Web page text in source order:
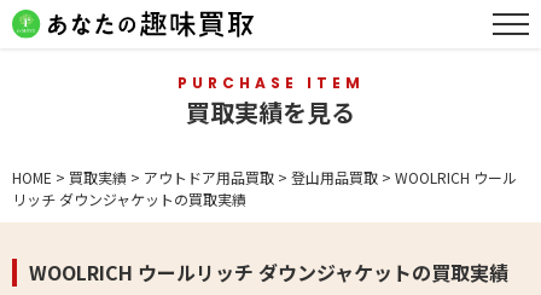
PURCHASE ITEM
買取実績を見る
HOME > 買取実績 > アウトドア用品買取 > 登山用品買取 > WOOLRICH ウール
リッチ ダウンジャケットの買取実績
WOOLRICH ウールリッチ ダウンジャケットの買取実績